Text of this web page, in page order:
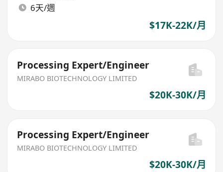
6天/週
$17K-22K/月
Processing Expert/Engineer
MIRABO BIOTECHNOLOGY LIMITED
$20K-30K/月
Processing Expert/Engineer
MIRABO BIOTECHNOLOGY LIMITED
$20K-30K/月